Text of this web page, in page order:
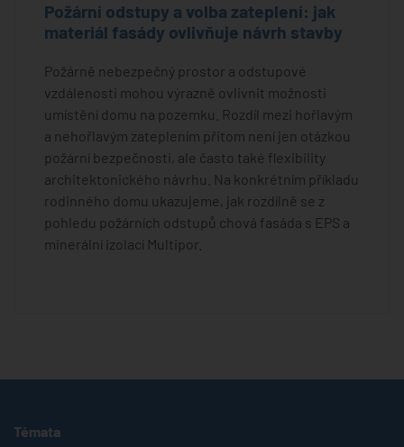
Požární odstupy a volba zateplení: jak
materiál fasády ovlivňuje návrh stavby
Požárně nebezpečný prostor a odstupové
vzdálenosti mohou výrazně ovlivnit možnosti
umístění domu na pozemku. Rozdíl mezi hořlavým
a nehořlavým zateplením přitom není jen otázkou
požární bezpečnosti, ale často také flexibility
architektonického návrhu. Na konkrétním příkladu
rodinného domu ukazujeme, jak rozdílně se z
pohledu požárních odstupů chová fasáda s EPS a
minerální izolací Multipor.
Témata